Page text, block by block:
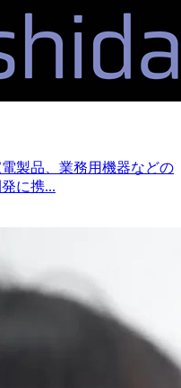
製品、業務用機器などの
に携...